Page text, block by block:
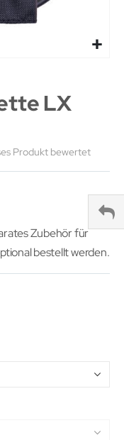
LX
Produkt bewertet
Zubehör für
bestellt werden.